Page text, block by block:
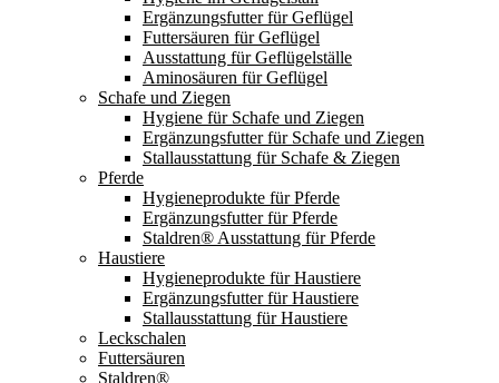
Ergänzungsfutter für Geflügel
Futtersäuren für Geflügel
Ausstattung für Geflügelställe
Aminosäuren für Geflügel
Schafe und Ziegen
Hygiene für Schafe und Ziegen
Ergänzungsfutter für Schafe und Ziegen
Stallausstattung für Schafe & Ziegen
Pferde
Hygieneprodukte für Pferde
Ergänzungsfutter für Pferde
Staldren® Ausstattung für Pferde
Haustiere
Hygieneprodukte für Haustiere
Ergänzungsfutter für Haustiere
Stallausstattung für Haustiere
Leckschalen
Futtersäuren
Staldren®